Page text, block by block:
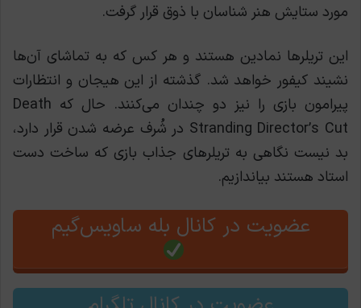
مورد ستایش هنر شناسان با ذوق قرار گرفت.
این تریلرها نمادین هستند و هر کس که به تماشای آن‌ها
نشیند کیفور خواهد شد. گذشته از این هیجان و انتظارات
پیرامون بازی را نیز دو چندان می‌کنند. حال که Death
Stranding Director’s Cut در شُرف عرضه شدن قرار دارد،
بد نیست نگاهی به تریلرهای جذاب بازی که ساخت دست
استاد هستند بیاندازیم.
عضویت در کانال بله ساویس‌گیم